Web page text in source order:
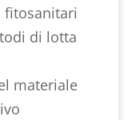
fitosanitari
di lotta
materiale